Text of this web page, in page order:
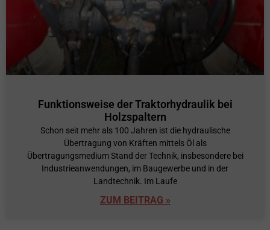
Funktionsweise der Traktorhydraulik bei
Holzspaltern
Schon seit mehr als 100 Jahren ist die hydraulische
Übertragung von Kräften mittels Öl als
Übertragungsmedium Stand der Technik, insbesondere bei
Industrieanwendungen, im Baugewerbe und in der
Landtechnik. Im Laufe
ZUM BEITRAG »